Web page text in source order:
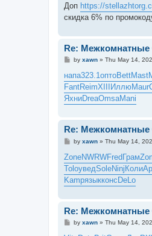
Доп https://
скидка 6% по
Re:
P
s
t
by xawn» Thu May 14,
напа323.1оптоBettMast
FantReimXIII ИллюMaur
ЯхниDreaOmsaMani
Re:
P
s
t
by xawn» Thu May 14,
ZoneNWRWFredГрам
ToloуведSoleNinjКоли
KampязыкконсDeLo
Re:
Pby xawn» Thu May 14,